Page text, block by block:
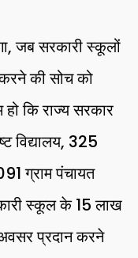
जब सरकारी स्कूलों
की सोच को
हो कि राज्य सरकार
विद्यालय, 325
ग्राम पंचायत
स्कूल के 15 लाख
प्रदान करने